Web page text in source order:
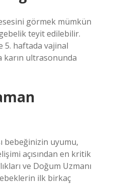
görmek mümkün
teyit edilebilir.
5. haftada vajinal
karın ultrasonunda
bebeğinizin uyumu,
açısından en kritik
ve Doğum Uzmanı
ilk birkaç